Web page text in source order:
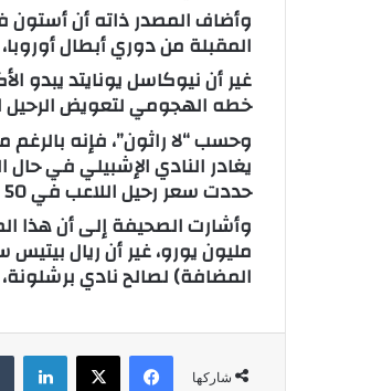
وأضاف المصدر ذاته أن أستون
المقبلة من دوري أبطال
غير أن نيوكاسل يونايتد يبدو
خطه الهجومي لتعويض الرحيل
يغادر النادي الإشبيلي في حال
حددت سعر رحيل اللاعب في 50 مليون يورو كحد أدنى.
المضافة) لصالح نادي
شاركها
فيسبوك لينكدإن